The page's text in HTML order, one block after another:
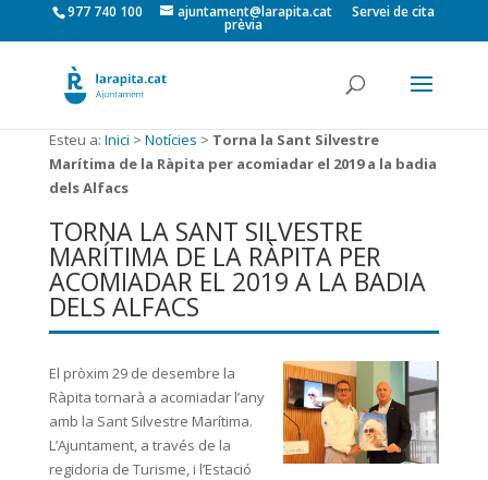
977 740 100 ajuntament@larapita.cat Servei de cita
prèvia
Esteu a: Inici > Notícies > Torna la Sant Silvestre
Marítima de la Ràpita per acomiadar el 2019 a la badia
dels Alfacs
TORNA LA SANT SILVESTRE
MARÍTIMA DE LA RÀPITA PER
ACOMIADAR EL 2019 A LA BADIA
DELS ALFACS
El pròxim 29 de desembre la
Ràpita tornarà a acomiadar l’any
amb la Sant Silvestre Marítima.
L’Ajuntament, a través de la
regidoria de Turisme, i l’Estació